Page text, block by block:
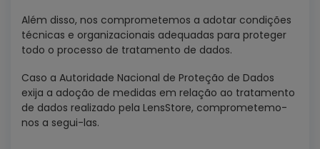
Além disso, nos comprometemos a adotar condições
técnicas e organizacionais adequadas para proteger
todo o processo de tratamento de dados.
Caso a Autoridade Nacional de Proteção de Dados
exija a adoção de medidas em relação ao tratamento
de dados realizado pela LensStore, comprometemo-
nos a segui-las.